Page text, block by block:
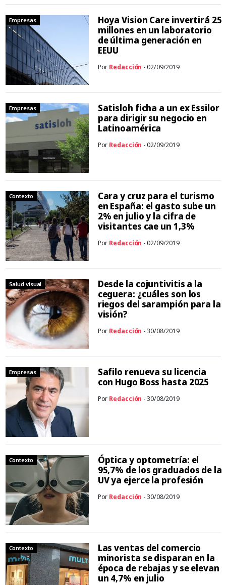
Empresas
Hoya Vision Care invertirá 25
millones en un laboratorio
de última generación en
EEUU
Por Redacción - 02/09/2019
Empresas
Satisloh ficha a un ex Essilor
para dirigir su negocio en
Latinoamérica
Por Redacción - 02/09/2019
Contexto
Cara y cruz para el turismo
en España: el gasto sube un
2% en julio y la cifra de
visitantes cae un 1,3%
Por Redacción - 02/09/2019
Salud visual
Desde la cojuntivitis a la
ceguera: ¿cuáles son los
riegos del sarampión para la
visión?
Por Redacción - 30/08/2019
Empresas
Safilo renueva su licencia
con Hugo Boss hasta 2025
Por Redacción - 30/08/2019
Contexto
Óptica y optometría: el
95,7% de los graduados de la
UV ya ejerce la profesión
Por Redacción - 30/08/2019
Contexto
Las ventas del comercio
minorista se disparan en la
época de rebajas y se elevan
un 4,7% en julio